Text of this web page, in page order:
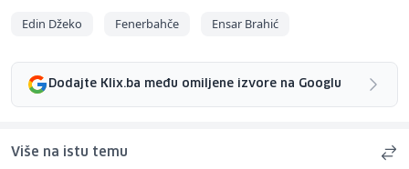
Edin Džeko Fenerbahče Ensar Brahić
Dodajte Klix.ba među omiljene izvore na Googlu
Više na istu temu